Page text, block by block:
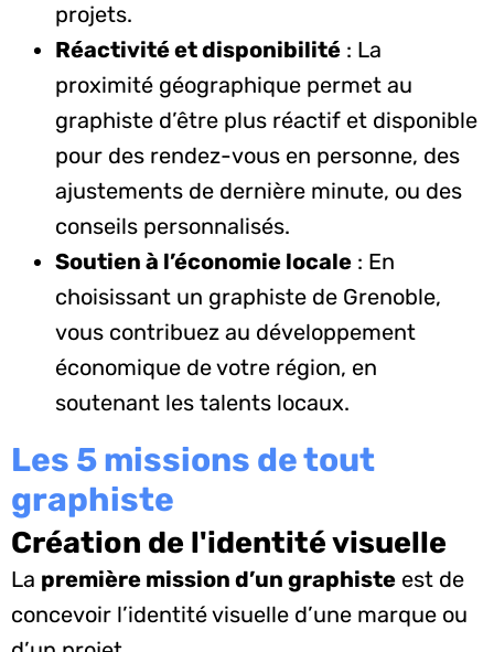
projets.
Réactivité et disponibilité : La
proximité géographique permet au
graphiste d’être plus réactif et disponible
pour des rendez-vous en personne, des
ajustements de dernière minute, ou des
conseils personnalisés.
Soutien à l’économie locale : En
choisissant un graphiste de Grenoble,
vous contribuez au développement
économique de votre région, en
soutenant les talents locaux.
Les 5 missions de tout
graphiste
Création de l'identité visuelle
La première mission d’un graphiste est de
concevoir l’identité visuelle d’une marque ou